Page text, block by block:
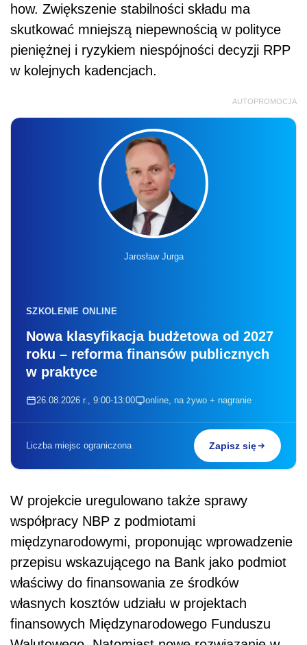
how. Zwiększenie stabilności składu ma
skutkować mniejszą niepewnością w polityce
pieniężnej i ryzykiem niespójności decyzji RPP
w kolejnych kadencjach.
AUTOPROMOCJA
Jarosław Jurga
SZKOLENIE ONLINE
Nowa klasyfikacja budżetowa od 2027
roku – reforma finansów publicznych
w praktyce
26.08.2026 r., 9:00-13:00 online, na żywo + nagranie
Liczba miejsc ograniczona Zapisz się
W projekcie uregulowano także sprawy
współpracy NBP z podmiotami
międzynarodowymi, proponując wprowadzenie
przepisu wskazującego na Bank jako podmiot
właściwy do finansowania ze środków
własnych kosztów udziału w projektach
finansowych Międzynarodowego Funduszu